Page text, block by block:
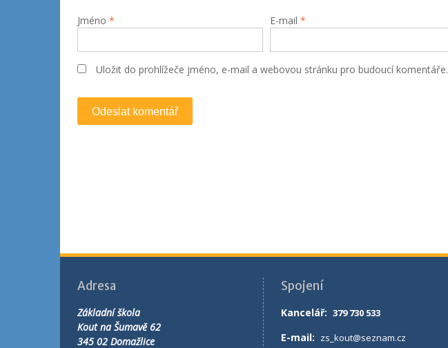
Jméno * E-mail*
Uložit do prohlížeče jméno, e-mail a webovou stránku pro budoucí komentáře.
Adresa
Základní škola
Kout na Šumavě 62
345 02 Domažlice
Spojení
Kancelář:379 730 533
E-mail: zs_kout@seznam.cz